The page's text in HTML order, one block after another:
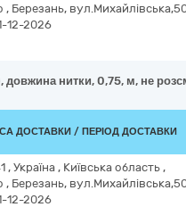
, Березань,
12-2026
нитки, 0,75, м, не
ДОСТАВКИ / ПЕРІОД ДОСТАВКИ
, Україна , Київська область ,
, Березань,
12-2026